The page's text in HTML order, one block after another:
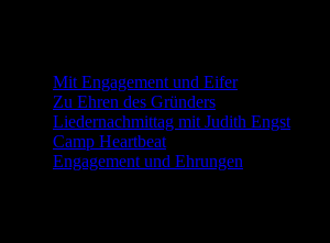
Mit Engagement und Eifer
Zu Ehren des Gründers
Liedernachmittag mit Judith Engst
Camp Heartbeat
Engagement und Ehrungen